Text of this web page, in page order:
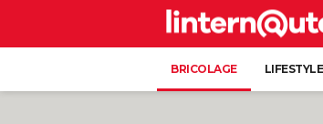
BRICOLAGE LIFESTYLE